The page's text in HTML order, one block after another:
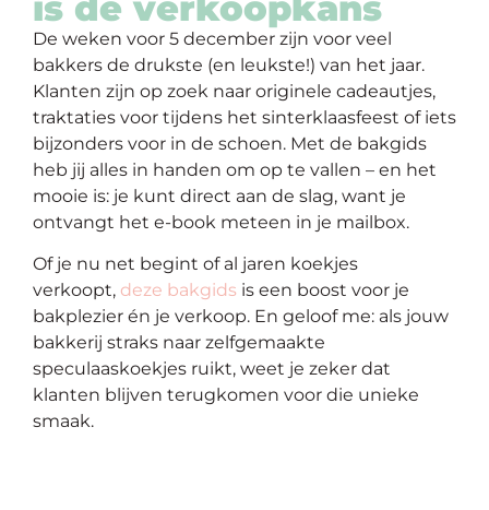
De weken voor 5 december zijn voor veel
bakkers de drukste (en leukste!) van het jaar.
Klanten zijn op zoek naar originele cadeautjes,
traktaties voor tijdens het sinterklaasfeest of iets
bijzonders voor in de schoen. Met de bakgids
heb jij alles in handen om op te vallen – en het
mooie is: je kunt direct aan de slag, want je
ontvangt het e-book meteen in je mailbox.
Of je nu net begint of al jaren koekjes
verkoopt, deze bakgids is een boost voor je
bakplezier én je verkoop. En geloof me: als jouw
bakkerij straks naar zelfgemaakte
speculaaskoekjes ruikt, weet je zeker dat
klanten blijven terugkomen voor die unieke
smaak.